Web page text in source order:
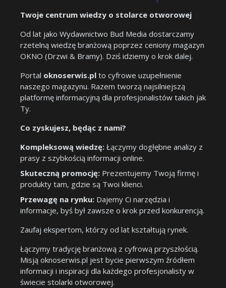
Twoje centrum wiedzy o stolarce otworowej
Od lat jako Wydawnictwo Bud Media dostarczamy
rzetelną wiedzę branżową poprzez ceniony magazyn
OKNO (Drzwi & Bramy). Dziś idziemy o krok dalej.
Portal oknoserwis.pl to cyfrowe uzupełnienie
naszego magazynu. Razem tworzą najsilniejszą
platformę informacyjną dla profesjonalistów takich jak
Ty.
Co zyskujesz, będąc z nami?
Kompleksową wiedzę: Łączymy dogłębne analizy z
prasy z szybkością informacji online.
Skuteczną promocję: Prezentujemy Twoją firmę i
produkty tam, gdzie są Twoi klienci.
Przewagę na rynku: Dajemy Ci narzędzia i
informacje, byś był zawsze o krok przed konkurencją.
Zaufaj ekspertom, którzy od lat kształtują rynek.
Łączymy tradycję branżową z cyfrową przyszłością.
Misją oknoserwis.pl jest bycie pierwszym źródłem
informacji i inspiracji dla każdego profesjonalisty w
świecie stolarki otworowej.